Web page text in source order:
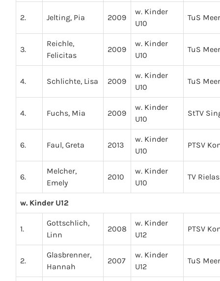
2. Jelting, Pia 2009
w. Kinder
U10
TuS
3.
Reichle,
Felicitas
2009
w. Kinder
U10
TuS
4. Schlichte, Lisa 2009
w. Kinder
U10
TuS
4. Fuchs, Mia 2009
w. Kinder
U10
StTV
6. Faul, Greta 2013
w. Kinder
U10
PTSV
6.
Melcher,
Emely
2010
w. Kinder
U10
TV
w. Kinder U12
1.
Gottschlich,
Linn
2008
w. Kinder
U12
PTSV
2.
Glasbrenner,
Hannah
2007
w. Kinder
U12
TuS